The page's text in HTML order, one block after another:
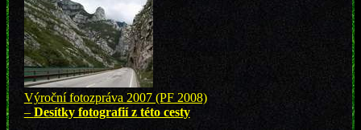
Výroční fotozpráva 2007 (PF 2008)
–Desítky fotografií z této cesty